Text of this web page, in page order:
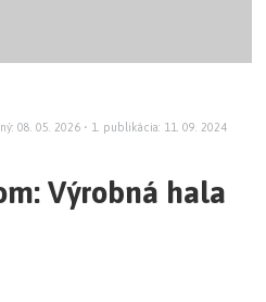
08. 05. 2026 • 1. publikácia: 11. 09. 2024
Výrobná hala